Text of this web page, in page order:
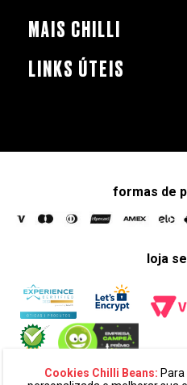
Cookies Chilli Beans:
MAIS CHILLI
LINKS ÚTEIS
formas de
loja